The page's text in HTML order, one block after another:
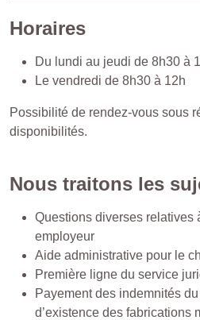
Horaires
Du lundi au jeudi de 8h30 à
Le vendredi de 8h30 à 12h
Possibilité de rendez-vous sous
disponibilités.
Nous traitons les
Questions diverses relatives
employeur
Aide administrative pour le
Première ligne du service
Payement des indemnités
d’existence des fabrications